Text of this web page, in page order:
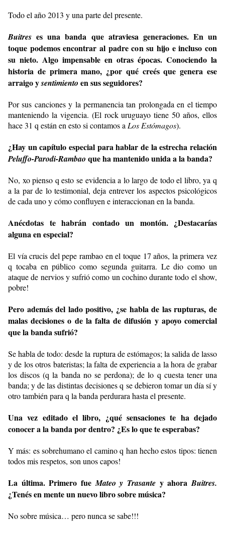
Todo el año 2013 y una parte del presente.
Buitres es una banda que atraviesa generaciones. En un
toque podemos encontrar al padre con su hijo e incluso con
su nieto. Algo impensable en otras épocas. Conociendo la
historia de primera mano, ¿por qué creés que genera ese
arraigo ysentimiento en sus seguidores?
Por sus canciones y la permanencia tan prolongada en el tiempo
manteniendo la vigencia. (El rock uruguayo tiene 50 años, ellos
hace 31 q están en esto si contamos a Los Estómagos).
¿Hay un capítulo especial para hablar de la estrecha relación
Peluffo-Parodi-Rambao que ha mantenido unida a la banda?
No, xo pienso q esto se evidencia a lo largo de todo el libro, ya q
a la par de lo testimonial, deja entrever los aspectos psicológicos
de cada uno y cómo confluyen e interaccionan en la banda.
Anécdotas te habrán contado un montón. ¿Destacarías
alguna en especial?
El vía crucis del pepe rambao en el toque 17 años, la primera vez
q tocaba en público como segunda guitarra. Le dio como un
ataque de nervios y sufrió como un cochino durante todo el show,
pobre!
Pero además del lado positivo, ¿se habla de las rupturas, de
malas decisiones o de la falta de difusión y apoyo comercial
que la banda sufrió?
Se habla de todo: desde la ruptura de estómagos; la salida de lasso
y de los otros bateristas; la falta de experiencia a la hora de grabar
los discos (q la banda no se perdona); de lo q cuesta tener una
banda; y de las distintas decisiones q se debieron tomar un día sí y
otro también para q la banda perdurara hasta el presente.
Una vez editado el libro, ¿qué sensaciones te ha dejado
conocer a la banda por dentro? ¿Es lo que te esperabas?
Y más: es sobrehumano el camino q han hecho estos tipos: tienen
todos mis respetos, son unos capos!
La última. Primero fueMateo y Trasante y ahoraBuitres.
¿Tenés en mente un nuevo libro sobre música?
No sobre música… pero nunca se sabe!!!